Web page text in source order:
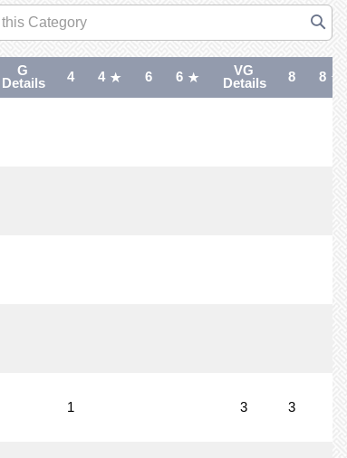
G
Details
4 4 6 6
VG
Details
8 8
1 3 3